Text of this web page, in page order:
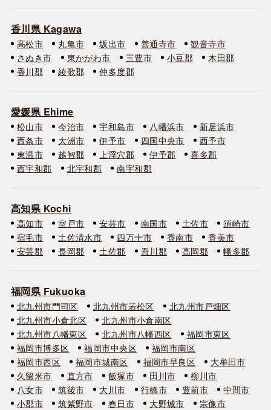
香川県 Kagawa
高松市 丸亀市 坂出市 善通寺市
観音寺市
さぬき市
東かがわ市 三豊市 小豆郡
木田郡
香川郡
綾歌郡 仲多度郡
愛媛県 Ehime
松山市 今治市 宇和島市 八幡浜市
新居浜市
西条市
大洲市 伊予市 四国中央市
西予市
東温市
越智郡 上浮穴郡 伊予郡
喜多郡
西宇和郡
北宇和郡 南宇和郡
高知県 Kochi
高知市 室戸市 安芸市 南国市 土佐市
須崎市
宿毛市
土佐清水市 四万十市 香南市
香美市
安芸郡
長岡郡 土佐郡 吾川郡 高岡郡 幡多郡
福岡県 Fukuoka
北九州市門司区 北九州市若松区
北九州市戸畑区
北九州市小倉北区
北九州市小倉南区
北九州市八幡東区
北九州市八幡西区
福岡市東区
福岡市博多区
福岡市中央区
福岡市南区
福岡市西区
福岡市城南区 福岡市早良区
大牟田市
久留米市
直方市 飯塚市 田川市
柳川市
八女市
筑後市 大川市 行橋市 豊前市
中間市
小郡市
筑紫野市 春日市 大野城市
宗像市